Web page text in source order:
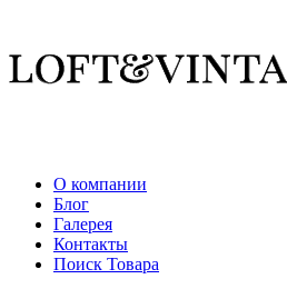
О компании
Блог
Галерея
Контакты
Поиск Товара